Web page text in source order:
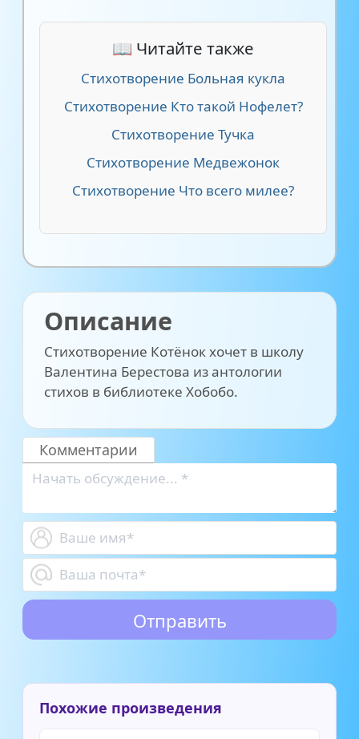
📖 Читайте также
Стихотворение Больная кукла
Стихотворение Кто такой Нофелет?
Стихотворение Тучка
Стихотворение Медвежонок
Стихотворение Что всего милее?
Описание
Стихотворение Котёнок хочет в школу
Валентина Берестова из антологии
стихов в библиотеке Хобобо.
Комментарии
Похожие произведения